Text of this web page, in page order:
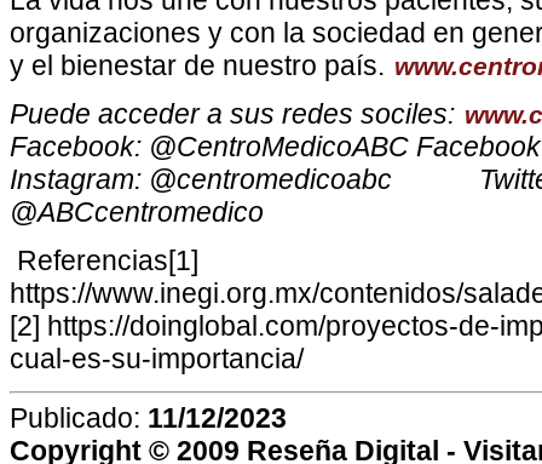
organizaciones y con la sociedad en
y el bienestar de nuestro país.
Puede acceder a sus redes sociles:
Facebook: @CentroMedicoABC
Instagram: @centromedicoabc
@ABCcentromedico
Referencias[1]
https://www.inegi.org.mx/contenidos/
[2] https://doinglobal.com/proyectos-de-
cual-es-su-importancia/
Publicado: 11/12/2023
Copyright © 2009 Reseña Digital -